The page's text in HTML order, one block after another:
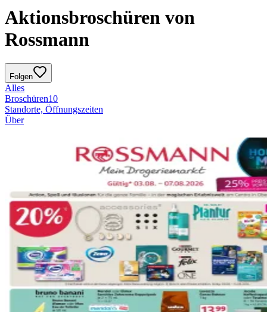
Aktionsbroschüren von
Rossmann
Folgen
Alles
Broschüren10
Standorte, Öffnungszeiten
Über